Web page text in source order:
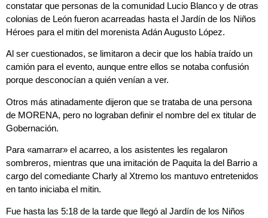
constatar que personas de la comunidad Lucio Blanco y de otras
colonias de León fueron acarreadas hasta el Jardín de los Niños
Héroes para el mitin del morenista Adán Augusto López.
Al ser cuestionados, se limitaron a decir que los había traído un
camión para el evento, aunque entre ellos se notaba confusión
porque desconocían a quién venían a ver.
Otros más atinadamente dijeron que se trataba de una persona
de MORENA, pero no lograban definir el nombre del ex titular de
Gobernación.
Para «amarrar» el acarreo, a los asistentes les regalaron
sombreros, mientras que una imitación de Paquita la del Barrio a
cargo del comediante Charly al Xtremo los mantuvo entretenidos
en tanto iniciaba el mitin.
Fue hasta las 5:18 de la tarde que llegó al Jardín de los Niños